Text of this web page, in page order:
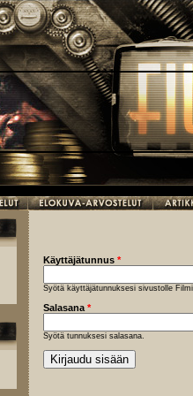
Käyttäjätunnus *
Syötä käyttäjätunnuksesi sivustolle
Salasana *
Syötä tunnuksesi salasana.